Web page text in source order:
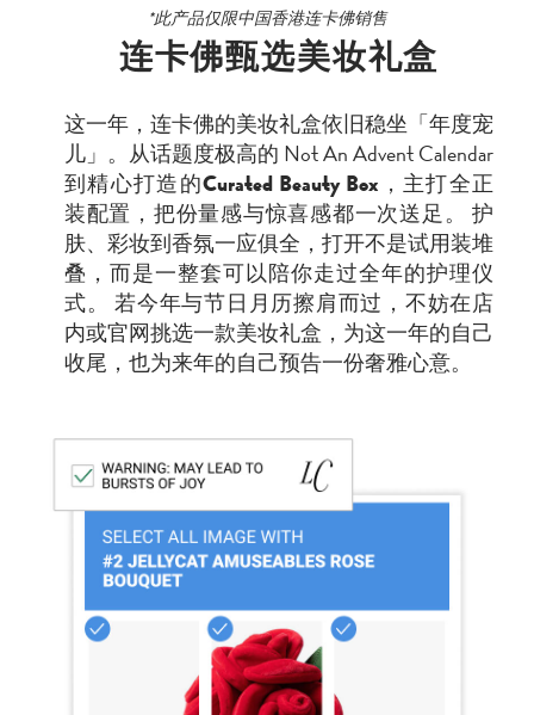
*此产品仅限中国香港连卡佛销售
连卡佛甄选美妆礼盒
这一年，连卡佛的美妆礼盒依旧稳坐「年度宠
儿」。从话题度极高的 Not An Advent Calendar
到精心打造的Curated Beauty Box ，主打全正
装配置，把份量感与惊喜感都一次送足。 护
肤、彩妆到香氛一应俱全，打开不是试用装堆
叠，而是一整套可以陪你走过全年的护理仪
式。 若今年与节日月历擦肩而过，不妨在店
内或官网挑选一款美妆礼盒，为这一年的自己
收尾，也为来年的自己预告一份奢雅心意。